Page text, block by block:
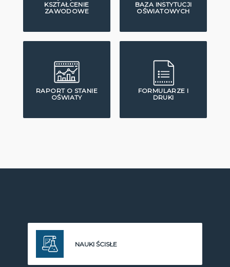
KSZTAŁCENIE
ZAWODOWE
BAZA INSTYTUCJI
OŚWIATOWYCH
RAPORT O STANIE
OŚWIATY
FORMULARZE I
DRUKI
NAUKI ŚCISŁE